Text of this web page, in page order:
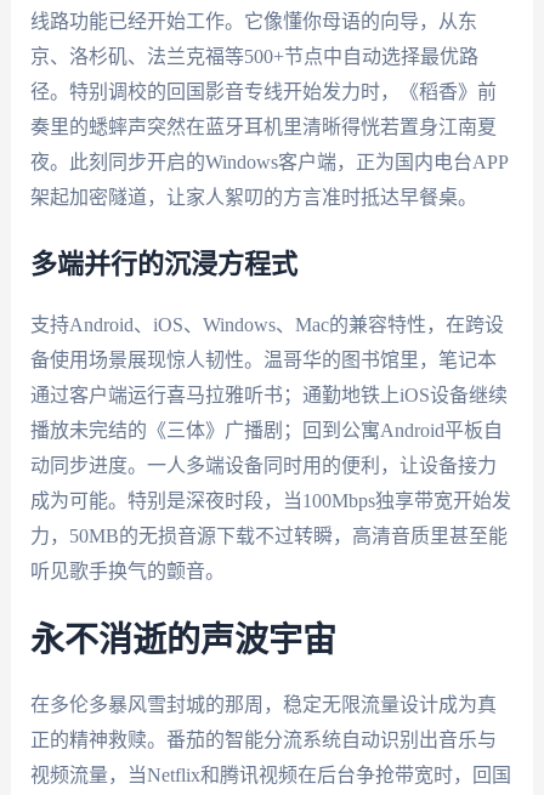
线路功能已经开始工作。它像懂你母语的向导，从东
京、洛杉矶、法兰克福等500+节点中自动选择最优路
径。特别调校的回国影音专线开始发力时，《稻香》前
奏里的蟋蟀声突然在蓝牙耳机里清晰得恍若置身江南夏
夜。此刻同步开启的Windows客户端，正为国内电台APP
架起加密隧道，让家人絮叨的方言准时抵达早餐桌。
多端并行的沉浸方程式
支持Android、iOS、Windows、Mac的兼容特性，在跨设
备使用场景展现惊人韧性。温哥华的图书馆里，笔记本
通过客户端运行喜马拉雅听书；通勤地铁上iOS设备继续
播放未完结的《三体》广播剧；回到公寓Android平板自
动同步进度。一人多端设备同时用的便利，让设备接力
成为可能。特别是深夜时段，当100Mbps独享带宽开始发
力，50MB的无损音源下载不过转瞬，高清音质里甚至能
听见歌手换气的颤音。
永不消逝的声波宇宙
在多伦多暴风雪封城的那周，稳定无限流量设计成为真
正的精神救赎。番茄的智能分流系统自动识别出音乐与
视频流量，当Netflix和腾讯视频在后台争抢带宽时，回国